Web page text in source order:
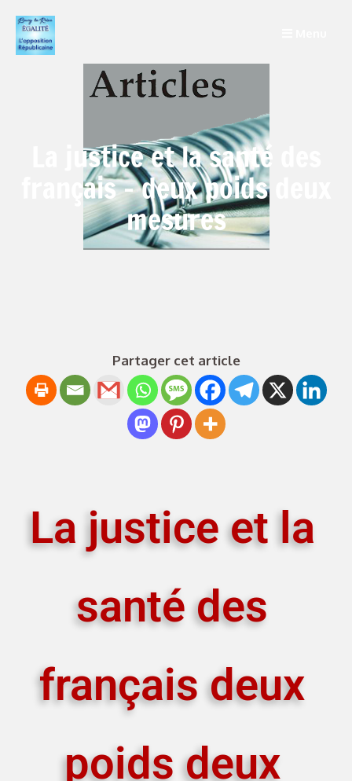
La justice et la santé des
français – deux poids deux
mesures
Partager cet article
La justice et la
santé des
français deux
poids deux